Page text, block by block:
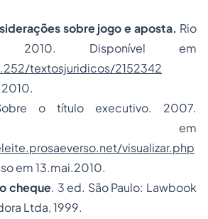
sobre jogo e aposta. Rio
2010. Disponível em
textosjuridicos/2152342
o título executivo. 2007.
em
visualizar.php
em 13.mai.2010.
cheque. 3 ed. São Paulo: Lawbook
Ltda, 1999.